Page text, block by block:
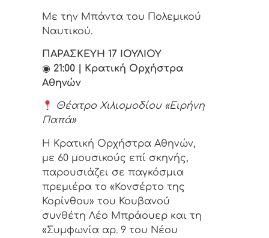
Με την Μπάντα του Πολεμικού
Ναυτικού.
ΠΑΡΑΣΚΕΥΗ 17 ΙΟΥΛΙΟΥ
◉ 21:00 | Κρατική Ορχήστρα
Αθηνών
Θέατρο Χιλιομοδίου «Ειρήνη
Παπά»
Η Κρατική Ορχήστρα Αθηνών,
με 60 μουσικούς επί σκηνής,
παρουσιάζει σε παγκόσμια
πρεμιέρα το «Κονσέρτο της
Κορίνθου» του Κουβανού
συνθέτη Λέο Μπράουερ και τη
«Συμφωνία αρ. 9 του Νέου